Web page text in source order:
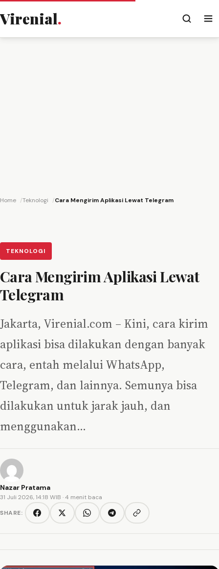
Virenial.
Home Teknologi Cara Mengirim Aplikasi Lewat Telegram
TEKNOLOGI
Cara Mengirim Aplikasi Lewat
Telegram
Jakarta, Virenial.com – Kini, cara kirim
aplikasi bisa dilakukan dengan banyak
cara, entah melalui WhatsApp,
Telegram, dan lainnya. Semunya bisa
dilakukan untuk jarak jauh, dan
menggunakan…
Nazar Pratama
31 Juli 2026, 14:18 WIB · 4 menit baca
SHARE:
FacebookTwitter/XWhatsAppTelegramCopy link